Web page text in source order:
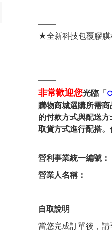
★全新科技包覆膠
非常歡迎您光臨「
購物商城選購所需
的付款方式與配送
取貨方式進行配搭。
營利事業統一編號：
營業人名稱：
自取說明
當您完成訂單後，